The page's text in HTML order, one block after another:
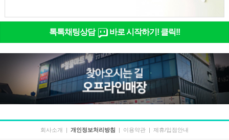
톡톡채팅상담 바로 시작하기! 클릭!!
회사소개 | 개인정보처리방침 | 이용약관 | 제휴/입점안내